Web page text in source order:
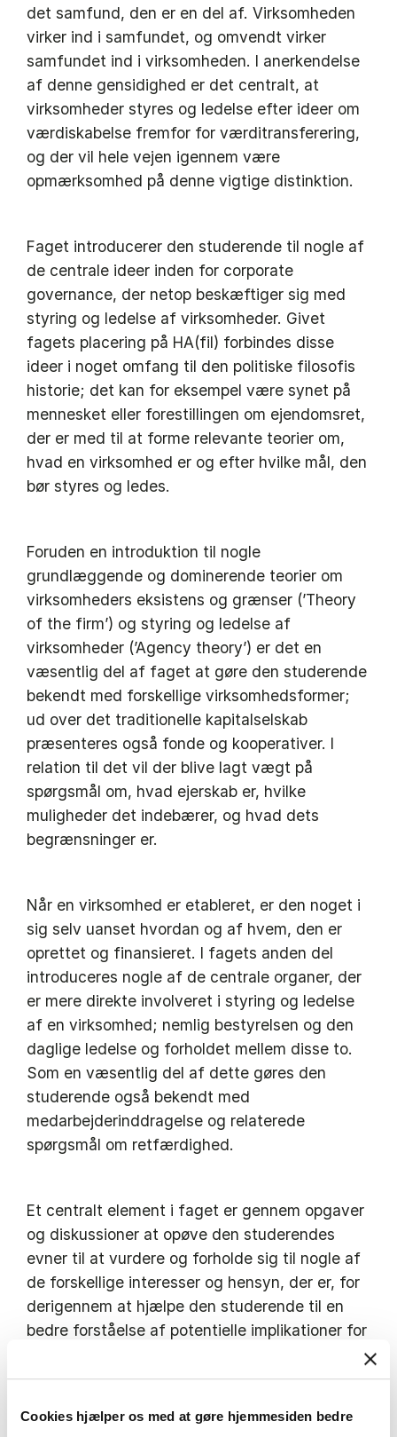
Cookies hjælper os med at gøre hjemmesiden bedre
det samfund, den er en del af. Virksomheden
virker ind i samfundet, og omvendt virker
samfundet ind i virksomheden. I anerkendelse
af denne gensidighed er det centralt, at
virksomheder styres og ledelse efter ideer om
værdiskabelse fremfor for værditransferering,
og der vil hele vejen igennem være
opmærksomhed på denne vigtige distinktion.
Faget introducerer den studerende til nogle af
de centrale ideer inden for corporate
governance, der netop beskæftiger sig med
styring og ledelse af virksomheder. Givet
fagets placering på HA(fil) forbindes disse
ideer i noget omfang til den politiske filosofis
historie; det kan for eksempel være synet på
mennesket eller forestillingen om ejendomsret,
der er med til at forme relevante teorier om,
hvad en virksomhed er og efter hvilke mål, den
bør styres og ledes.
Foruden en introduktion til nogle
grundlæggende og dominerende teorier om
virksomheders eksistens og grænser (’Theory
of the firm’) og styring og ledelse af
virksomheder (’Agency theory’) er det en
væsentlig del af faget at gøre den studerende
bekendt med forskellige virksomhedsformer;
ud over det traditionelle kapitalselskab
præsenteres også fonde og kooperativer. I
relation til det vil der blive lagt vægt på
spørgsmål om, hvad ejerskab er, hvilke
muligheder det indebærer, og hvad dets
begrænsninger er.
Når en virksomhed er etableret, er den noget i
sig selv uanset hvordan og af hvem, den er
oprettet og finansieret. I fagets anden del
introduceres nogle af de centrale organer, der
er mere direkte involveret i styring og ledelse
af en virksomhed; nemlig bestyrelsen og den
daglige ledelse og forholdet mellem disse to.
Som en væsentlig del af dette gøres den
studerende også bekendt med
medarbejderinddragelse og relaterede
spørgsmål om retfærdighed.
Et centralt element i faget er gennem opgaver
og diskussioner at opøve den studerendes
evner til at vurdere og forholde sig til nogle af
de forskellige interesser og hensyn, der er, for
derigennem at hjælpe den studerende til en
bedre forståelse af potentielle implikationer for
strukturer.
Se den fulde beskrivelse i kursuskataloget